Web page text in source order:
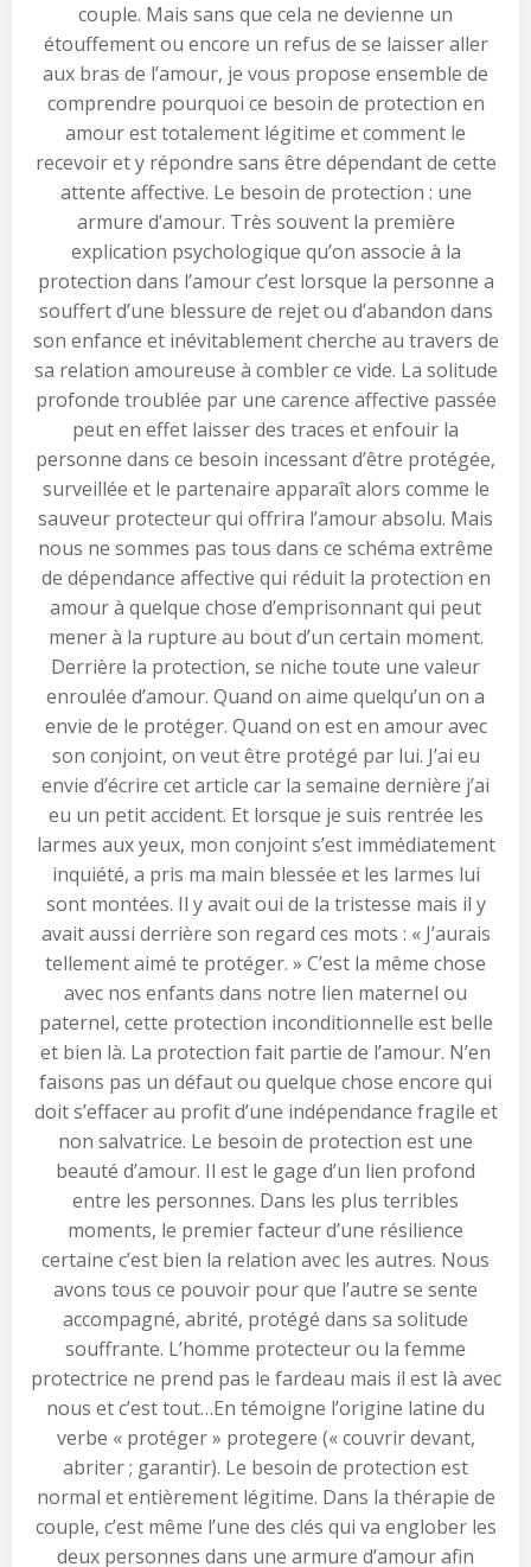
couple. Mais sans que cela ne devienne un
étouffement ou encore un refus de se laisser aller
aux bras de l’amour, je vous propose ensemble de
comprendre pourquoi ce besoin de protection en
amour est totalement légitime et comment le
recevoir et y répondre sans être dépendant de cette
attente affective. Le besoin de protection : une
armure d’amour. Très souvent la première
explication psychologique qu’on associe à la
protection dans l’amour c’est lorsque la personne a
souffert d’une blessure de rejet ou d’abandon dans
son enfance et inévitablement cherche au travers de
sa relation amoureuse à combler ce vide. La solitude
profonde troublée par une carence affective passée
peut en effet laisser des traces et enfouir la
personne dans ce besoin incessant d’être protégée,
surveillée et le partenaire apparaît alors comme le
sauveur protecteur qui offrira l’amour absolu. Mais
nous ne sommes pas tous dans ce schéma extrême
de dépendance affective qui réduit la protection en
amour à quelque chose d’emprisonnant qui peut
mener à la rupture au bout d’un certain moment.
Derrière la protection, se niche toute une valeur
enroulée d’amour. Quand on aime quelqu’un on a
envie de le protéger. Quand on est en amour avec
son conjoint, on veut être protégé par lui. J’ai eu
envie d’écrire cet article car la semaine dernière j’ai
eu un petit accident. Et lorsque je suis rentrée les
larmes aux yeux, mon conjoint s’est immédiatement
inquiété, a pris ma main blessée et les larmes lui
sont montées. Il y avait oui de la tristesse mais il y
avait aussi derrière son regard ces mots : « J’aurais
tellement aimé te protéger. » C’est la même chose
avec nos enfants dans notre lien maternel ou
paternel, cette protection inconditionnelle est belle
et bien là. La protection fait partie de l’amour. N’en
faisons pas un défaut ou quelque chose encore qui
doit s’effacer au profit d’une indépendance fragile et
non salvatrice. Le besoin de protection est une
beauté d’amour. Il est le gage d’un lien profond
entre les personnes. Dans les plus terribles
moments, le premier facteur d’une résilience
certaine c’est bien la relation avec les autres. Nous
avons tous ce pouvoir pour que l’autre se sente
accompagné, abrité, protégé dans sa solitude
souffrante. L’homme protecteur ou la femme
protectrice ne prend pas le fardeau mais il est là avec
nous et c’est tout…En témoigne l’origine latine du
verbe « protéger » protegere (« couvrir devant,
abriter ; garantir). Le besoin de protection est
normal et entièrement légitime. Dans la thérapie de
couple, c’est même l’une des clés qui va englober les
deux personnes dans une armure d’amour afin